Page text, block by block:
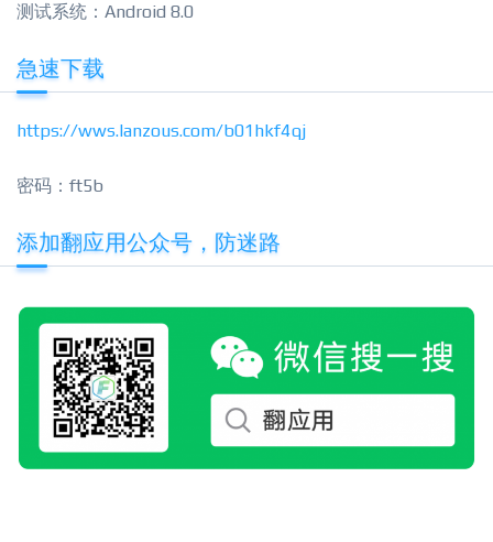
测试系统：Android 8.0
急速下载
https://wws.lanzous.com/b01hkf4qj
密码：ft5b
添加翻应用公众号，防迷路